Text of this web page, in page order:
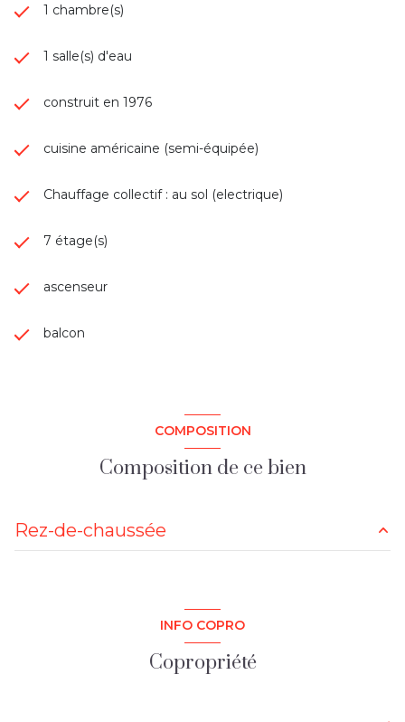
1 chambre(s)
1 salle(s) d'eau
construit en 1976
cuisine américaine (semi-équipée)
Chauffage collectif : au sol (electrique)
7 étage(s)
ascenseur
balcon
COMPOSITION
Composition de ce bien
Rez-de-chaussée
INFO COPRO
Copropriété